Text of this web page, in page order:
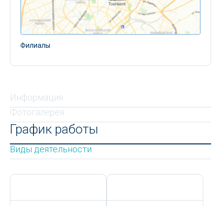
Филиалы
Информация
Фотогалерея
График работы
Виды деятельности